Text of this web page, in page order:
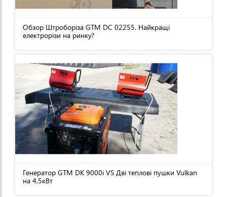
Обзор Штроборіза GTM DC 02255. Найкращі
електрорізи на ринку?
Генератор GTM DK 9000i VS Дві теплові пушки Vulkan
на 4,5кВт